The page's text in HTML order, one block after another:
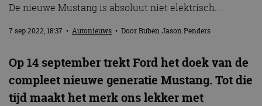
De nieuwe Mustang is absoluut niet elektrisch...
7 sep 2022, 18:37 • Autonieuws • DoorRuben Jason Penders
Op 14 september trekt Ford het doek van de
compleet nieuwe generatie Mustang. Tot die
tijd maakt het merk ons lekker met